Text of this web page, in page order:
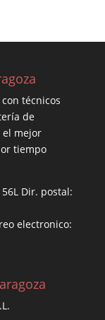
técnicos
de
el mejor
tiempo
Dir. postal:
electronico: